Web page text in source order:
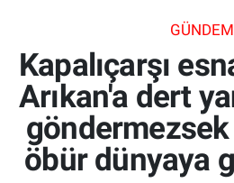
GÜNDEM
Kapalıçarşı
Arıkan'a dert
öbür dünyaya